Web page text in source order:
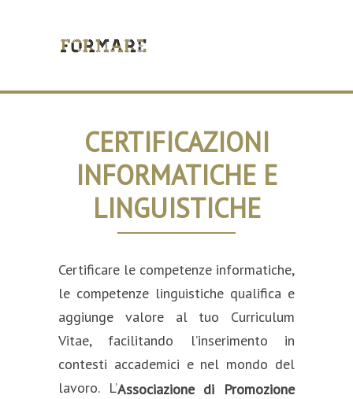
CERTIFICAZIONI
INFORMATICHE E
LINGUISTICHE
Certificare le competenze informatiche,
le competenze linguistiche qualifica e
aggiunge valore al tuo Curriculum
Vitae, facilitando l’inserimento in
contesti accademici e nel mondo del
lavoro. L’Associazione di Promozione